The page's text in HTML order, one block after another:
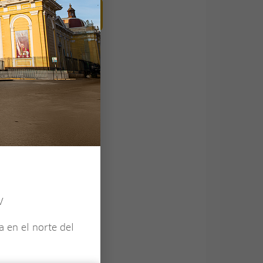
El Valle de los
Géiseres
de León
de León XIV
en el norte del